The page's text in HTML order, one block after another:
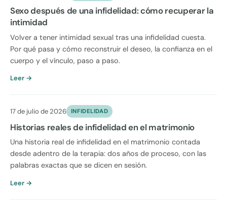
Sexo después de una infidelidad: cómo recuperar la
intimidad
Volver a tener intimidad sexual tras una infidelidad cuesta.
Por qué pasa y cómo reconstruir el deseo, la confianza en el
cuerpo y el vínculo, paso a paso.
Leer →
17 de julio de 2026 INFIDELIDAD
Historias reales de infidelidad en el matrimonio
Una historia real de infidelidad en el matrimonio contada
desde adentro de la terapia: dos años de proceso, con las
palabras exactas que se dicen en sesión.
Leer →